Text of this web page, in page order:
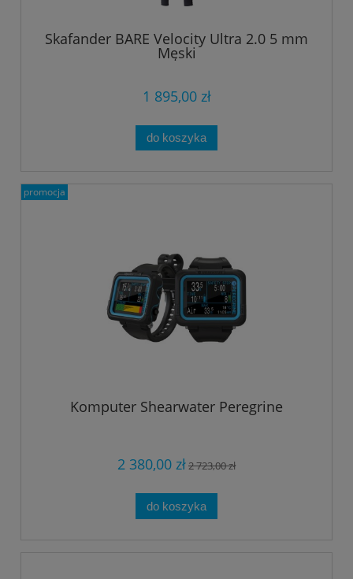
Skafander BARE Velocity Ultra 2.0 5 mm
Męski
1 895,00 zł
do koszyka
Komputer Shearwater Peregrine
2 380,00 zł2 723,00 zł
do koszyka
promocja